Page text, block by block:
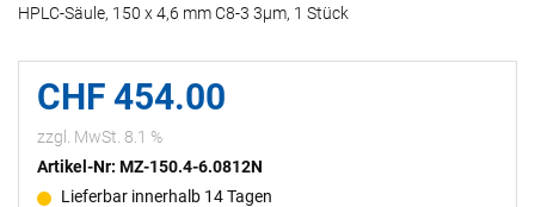
HPLC-Säule, 150 x 4,6 mm C8-3 3µm, 1 Stück
CHF 454.00
zzgl. MwSt. 8.1 %
Artikel-Nr: MZ-150.4-6.0812N
Lieferbar innerhalb 14 Tagen